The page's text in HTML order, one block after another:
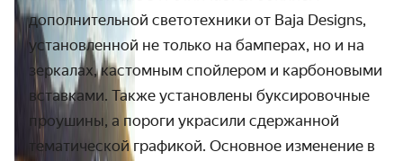
дополнительной светотехники от Baja Designs,
установленной не только на бамперах, но и на
зеркалах, кастомным спойлером и карбоновыми
вставками. Также установлены буксировочные
проушины, а пороги украсили сдержанной
тематической графикой. Основное изменение в